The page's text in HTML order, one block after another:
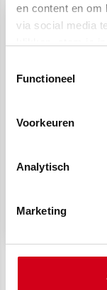
en content en om
via social media
vragen lees je in
Functioneel
Voorkeuren
Analytisch
Marketing
kent een
een mooi
terug en